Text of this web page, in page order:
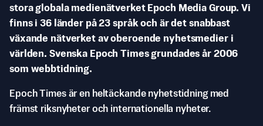
stora globala medienätverket Epoch Media Group. Vi
finns i 36 länder på 23 språk och är det snabbast
växande nätverket av oberoende nyhetsmedier i
världen. Svenska Epoch Times grundades år 2006
som webbtidning.
Epoch Times är en heltäckande nyhetstidning med
främst riksnyheter och internationella nyheter.